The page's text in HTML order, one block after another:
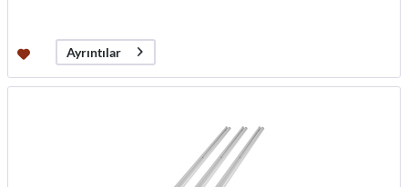
Ayrıntılar